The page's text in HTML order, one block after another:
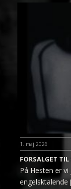
1. maj 2026
FORSALGET
På Hesten er
engelsktalende